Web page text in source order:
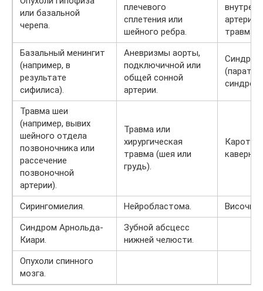
или базальной
черепа.
плечевого
сплетения или
шейного ребра.
Базальный менингит
(например, в
результате
сифилиса).
Аневризмы аорты,
подключичной или
общей сонной
артерии.
Травма шеи
(например, вывих
шейного отдела
позвоночника или
рассечение
позвоночной
артерии).
Травма или
хирургическая
травма (шея или
грудь).
Сирингомиелия. Нейробластома.
Синдром Арнольда-
Киари.
Зубной абсцесс
нижней челюсти.
Опухоли спинного
мозга.